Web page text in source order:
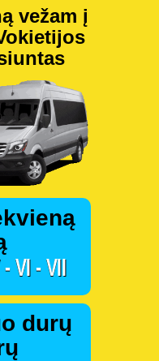
vežam į
durų